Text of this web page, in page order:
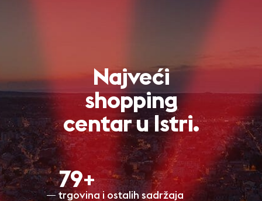
Najveći
shopping
centar u Istri.
80+
trgovina i ostalih sadržaja